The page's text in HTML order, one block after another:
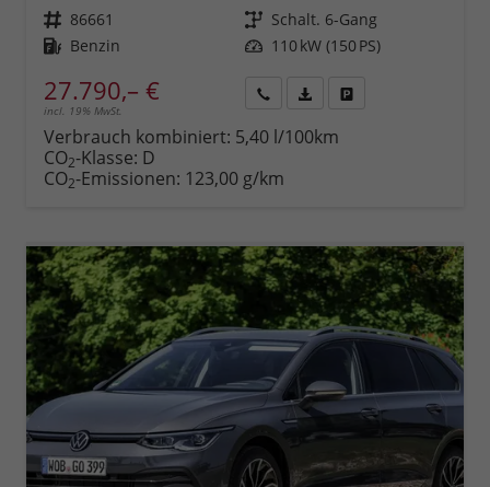
Fahrzeugnr. 86661 Getriebe Schalt. 6-Gang
Kraftstoff Benzin Leistung 110 kW (150 PS)
27.790,– €
incl. 19% MwSt.
anfordern
Datei,
Verbrauch kombiniert: 5,40 l/100km
CO2-Klasse: D
CO2-Emissionen: 123,00 g/km